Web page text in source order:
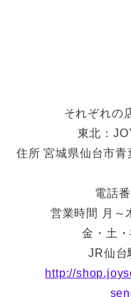
それぞれの
東北：
住所 宮城県仙台市
電話
営業時間 月～
金・土
JR仙台
http://